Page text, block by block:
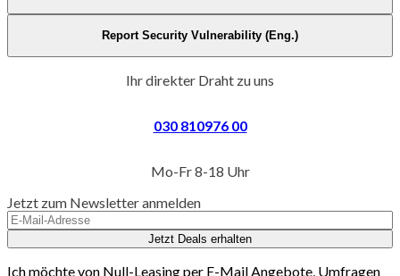
Report Security Vulnerability (Eng.)
Ihr direkter Draht zu uns
030 810976 00
Mo-Fr 8-18 Uhr
Jetzt zum Newsletter anmelden
Jetzt Deals erhalten
Ich möchte von Null-Leasing per E-Mail Angebote, Umfragen